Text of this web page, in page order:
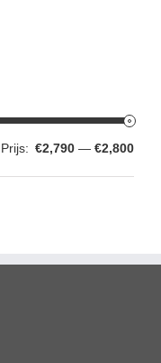
Min.
Max.
Prijs: €2,790 — €2,800